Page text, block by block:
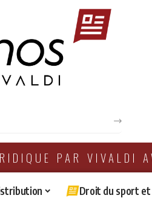
PAR VIVALDI
Droit du sport et